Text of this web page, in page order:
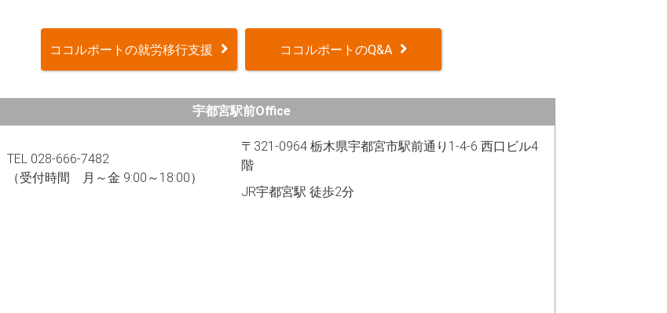
ココルポートの就労移行支援 ココルポートのQ&A
宇都宮駅前Office
TEL 028-666-7482
（受付時間 月～金 9:00～18:00）
〒321-0964 栃木県宇都宮市駅前通り1-4-6 西口ビル4
階
JR宇都宮駅 徒歩2分